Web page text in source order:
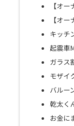
【オ
【オ
キッチ
起震車
ガラス
モザイ
バルー
乾太く
お金に